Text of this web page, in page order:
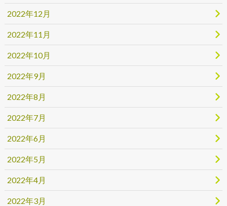
2022年12月
2022年11月
2022年10月
2022年9月
2022年8月
2022年7月
2022年6月
2022年5月
2022年4月
2022年3月